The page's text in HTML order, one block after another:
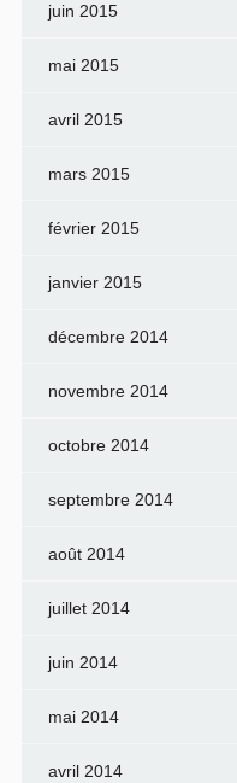
juin 2015
mai 2015
avril 2015
mars 2015
février 2015
janvier 2015
décembre 2014
novembre 2014
octobre 2014
septembre 2014
août 2014
juillet 2014
juin 2014
mai 2014
avril 2014